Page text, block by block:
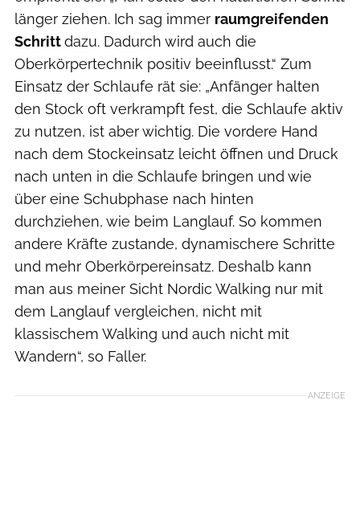
länger ziehen. Ich sag immer raumgreifenden
Schrittdazu. Dadurch wird auch die
Oberkörpertechnik positiv beeinflusst.“ Zum
Einsatz der Schlaufe rät sie: „Anfänger halten
den Stock oft verkrampft fest, die Schlaufe aktiv
zu nutzen, ist aber wichtig. Die vordere Hand
nach dem Stockeinsatz leicht öffnen und Druck
nach unten in die Schlaufe bringen und wie
über eine Schubphase nach hinten
durchziehen, wie beim Langlauf. So kommen
andere Kräfte zustande, dynamischere Schritte
und mehr Oberkörpereinsatz. Deshalb kann
man aus meiner Sicht Nordic Walking nur mit
dem Langlauf vergleichen, nicht mit
klassischem Walking und auch nicht mit
Wandern“, so Faller.
ANZEIGE